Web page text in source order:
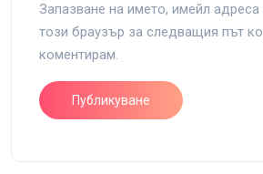
Запазване на името, имейл адреса
този браузър за следващия път
коментирам.